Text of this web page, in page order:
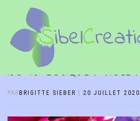
NO 18 BOUQUET VIOLET
PAR BRIGITTE SIEBER 20 JUILLET 2020